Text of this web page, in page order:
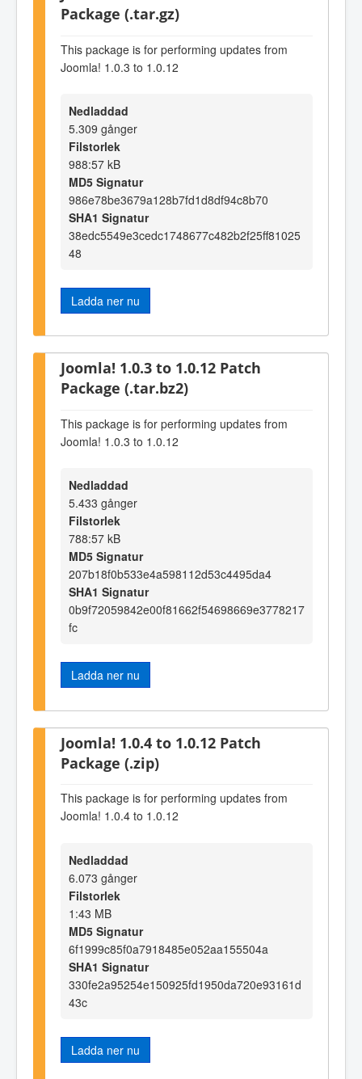
Package (.tar.gz)
This package is for performing updates from
Joomla! 1.0.3 to 1.0.12
Nedladdad
5.309 gånger
Filstorlek
988:57 kB
MD5 Signatur
986e78be3679a128b7fd1d8df94c8b70
SHA1 Signatur
38edc5549e3cedc1748677c482b2f25ff81025
48
Ladda ner nu
Joomla! 1.0.3 to 1.0.12 Patch
Package (.tar.bz2)
This package is for performing updates from
Joomla! 1.0.3 to 1.0.12
Nedladdad
5.433 gånger
Filstorlek
788:57 kB
MD5 Signatur
207b18f0b533e4a598112d53c4495da4
SHA1 Signatur
0b9f72059842e00f81662f54698669e3778217
fc
Ladda ner nu
Joomla! 1.0.4 to 1.0.12 Patch
Package (.zip)
This package is for performing updates from
Joomla! 1.0.4 to 1.0.12
Nedladdad
6.073 gånger
Filstorlek
1:43 MB
MD5 Signatur
6f1999c85f0a7918485e052aa155504a
SHA1 Signatur
330fe2a95254e150925fd1950da720e93161d
43c
Ladda ner nu